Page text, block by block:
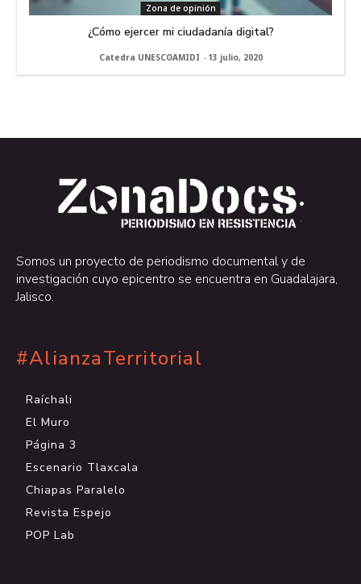
Zona de opinión
¿Cómo ejercer mi ciudadanía digital?
Catedra UNESCOAMIDI - 13 julio, 2020
.
.
Somos un proyecto de periodismo documental y de
investigación cuyo epicentro se encuentra en Guadalajara,
Jalisco.
#AlianzaTerritorial
Raíchali
El Muro
Página 3
Escenario Tlaxcala
Chiapas Paralelo
Revista Espejo
POP Lab